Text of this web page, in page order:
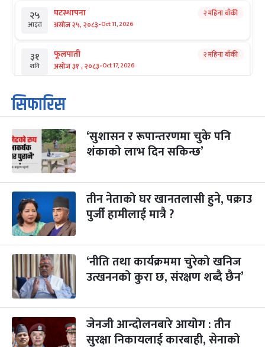
२५
आइत
घटस्थापना
असोज २५, २०८३-Oct 11, 2026
२ महिना बाँकी
३१
शनि
फूलपाती
असोज ३१ , २०८३-Oct 17, 2026
२ महिना बाँकी
१
आइत
कार्तिक सङ्क्रान्ति
कार्तिक १, २०८३
३
मंगल
महानवमी
कार्तिक ३, २०८३-Oct 20, 2026
२ महिना बाँकी
४
बुध कार्तिक ४, २०८३ Oct 21, 2026
५
बिहि
पापा‌ङ्कुशा एकादशी व्रत
कार्तिक ५, २०८३
२२
आइत
कुकुर तिहार
कार्तिक २२, २०८३-Nov 8, 2026
३ महिना बाँकी
२३ गाई पूजा
कार्तिक २३, २०८३
गोरुपुजा ३ महिना बाँकी
सिफारिस
‘सुशासन र रूपान्तरणमा चुके पनि
शंकाको लाभ दिन सकिन्छ’
तीन नेताको घर खानतलासी हुने, पक्राउ
पुर्जी हामीलाई मात्रै ?
‘नीति तथा कार्यक्रममा चुरेको खनिज
उत्खननको कुरा छ, संरक्षण शब्दै छैन’
जेनजी आन्दोलनबारे आयोग : तीन
सुरक्षा निकायलाई कारबाही, सेनाको